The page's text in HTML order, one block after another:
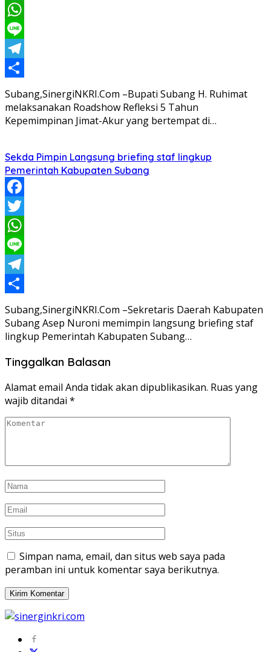
Twitter
WhatsApp
Line
Telegram
Share
Subang,SinergiNKRI.Com –Bupati Subang H. Ruhimat
melaksanakan Roadshow Refleksi 5 Tahun
Kepemimpinan Jimat-Akur yang bertempat di…
Sekda Pimpin Langsung briefing staf lingkup
Pemerintah Kabupaten Subang
Facebook
Twitter
WhatsApp
Line
Telegram
Share
Subang,SinergiNKRI.Com –Sekretaris Daerah Kabupaten
Subang Asep Nuroni memimpin langsung briefing staf
lingkup Pemerintah Kabupaten Subang…
Tinggalkan Balasan
Alamat email Anda tidak akan dipublikasikan. Ruas yang
wajib ditandai *
Simpan nama, email, dan situs web saya pada
peramban ini untuk komentar saya berikutnya.